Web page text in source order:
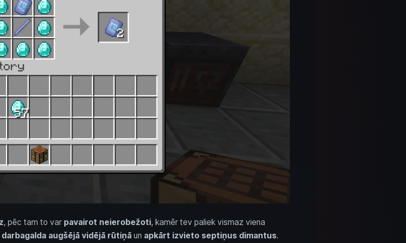
, pēc tam to var pavairot neierobežoti, kamēr tev paliek vismaz viena
augšējā vidējā rūtiņāun apkārt izvieto septiņus dimantus.